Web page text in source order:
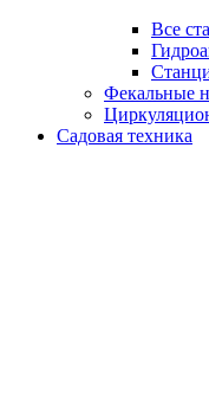
Все
Фекальные
Садовая техника